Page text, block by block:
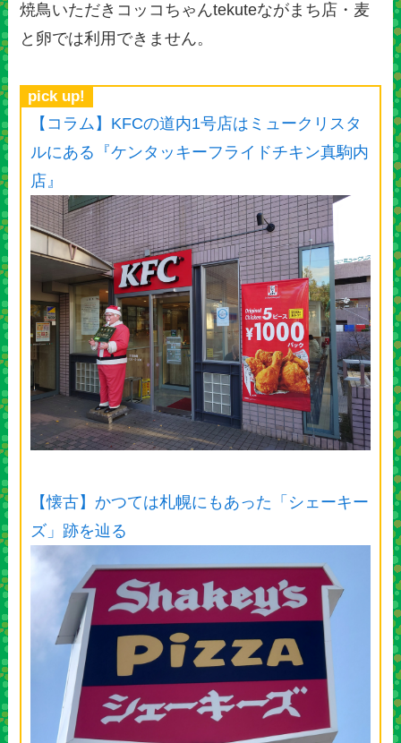
焼鳥いただきコッコちゃんtekuteながまち店・麦
と卵では利用できません。
pick up!
【コラム】KFCの道内1号店はミュークリスタ
ルにある『ケンタッキーフライドチキン真駒内
店』
【懐古】かつては札幌にもあった「シェーキー
ズ」跡を辿る